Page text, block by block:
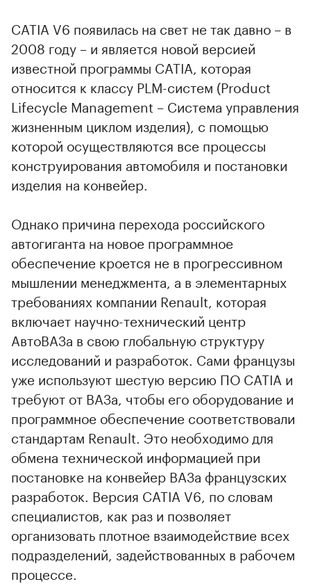
CATIA V6 появилась на свет не так давно – в
2008 году – и является новой версией
известной программы CATIA, которая
относится к классу PLM-систем (Product
Lifecycle Management – Система управления
жизненным циклом изделия), с помощью
которой осуществляются все процессы
конструирования автомобиля и постановки
изделия на конвейер.
Однако причина перехода российского
автогиганта на новое программное
обеспечение кроется не в прогрессивном
мышлении менеджмента, а в элементарных
требованиях компании Renault, которая
включает научно-технический центр
АвтоВАЗа в свою глобальную структуру
исследований и разработок. Сами французы
уже используют шестую версию ПО CATIA и
требуют от ВАЗа, чтобы его оборудование и
программное обеспечение соответствовали
стандартам Renault. Это необходимо для
обмена технической информацией при
постановке на конвейер ВАЗа французских
разработок. Версия CATIA V6, по словам
специалистов, как раз и позволяет
организовать плотное взаимодействие всех
подразделений, задействованных в рабочем
процессе.